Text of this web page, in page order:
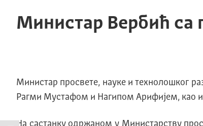
Министар Вербић са
Министар просвете, науке и технолошког
Рагми Мустафом и Нагипом Арифијем, као
На састанку одржаном у Министарству